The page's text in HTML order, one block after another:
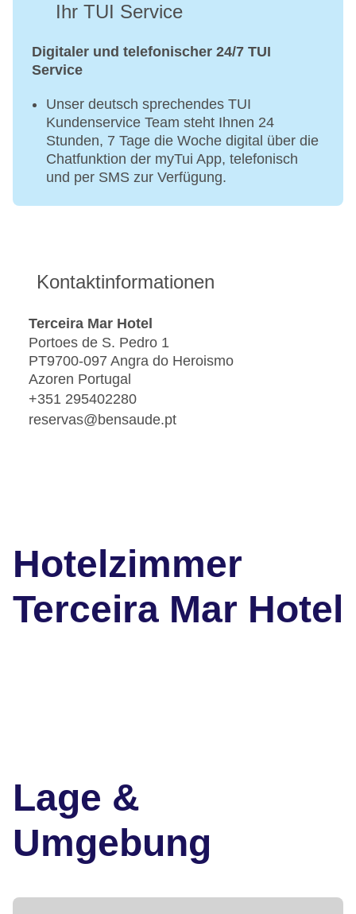
Ihr TUI Service
Digitaler und telefonischer 24/7 TUI
Service
Unser deutsch sprechendes TUI
Kundenservice Team steht Ihnen 24
Stunden, 7 Tage die Woche digital über die
Chatfunktion der myTui App, telefonisch
und per SMS zur Verfügung.
Kontaktinformationen
Terceira Mar Hotel
Portoes de S. Pedro 1
PT9700-097 Angra do Heroismo
Azoren Portugal
+351 295402280
reservas@bensaude.pt
Hotelzimmer
Terceira Mar Hotel
Lage &
Umgebung